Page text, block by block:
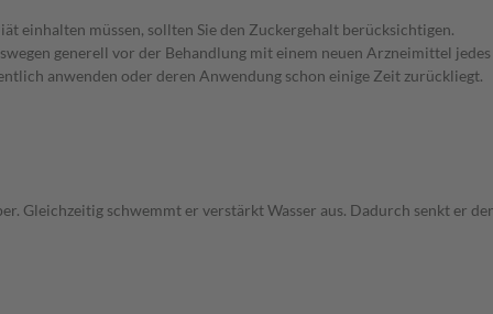
einhalten müssen, sollten Sie den Zuckergehalt berücksichtigen.
generell vor der Behandlung mit einem neuen Arzneimittel
anwenden oder deren Anwendung schon einige Zeit zurückliegt.
schwemmt er verstärkt Wasser aus. Dadurch senkt er